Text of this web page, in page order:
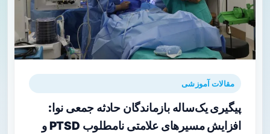
مقالات آموزشی
پیگیری یک‌ساله بازماندگان حادثه جمعی نوا:
افزایش مسیرهای علامتی نامطلوب PTSD و